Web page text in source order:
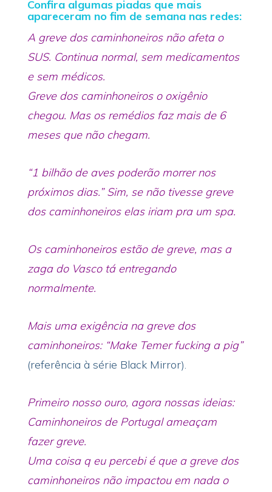
Confira algumas piadas que mais
apareceram no fim de semana nas redes:
A greve dos caminhoneiros não afeta o
SUS. Continua normal, sem medicamentos
e sem médicos.
Greve dos caminhoneiros o oxigênio
chegou. Mas os remédios faz mais de 6
meses que não chegam.
“1 bilhão de aves poderão morrer nos
próximos dias.” Sim, se não tivesse greve
dos caminhoneiros elas iriam pra um spa.
Os caminhoneiros estão de greve, mas a
zaga do Vasco tá entregando
normalmente.
Mais uma exigência na greve dos
caminhoneiros: “Make Temer fucking a pig”
(referência à série Black Mirror).
Primeiro nosso ouro, agora nossas ideias:
Caminhoneiros de Portugal ameaçam
fazer greve.
Uma coisa q eu percebi é que a greve dos
caminhoneiros não impactou em nada o